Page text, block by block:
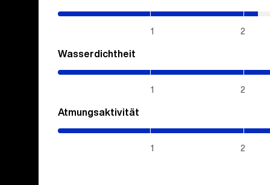
1 2
Wasserdichtheit
1 2
Atmungsaktivität
1 2